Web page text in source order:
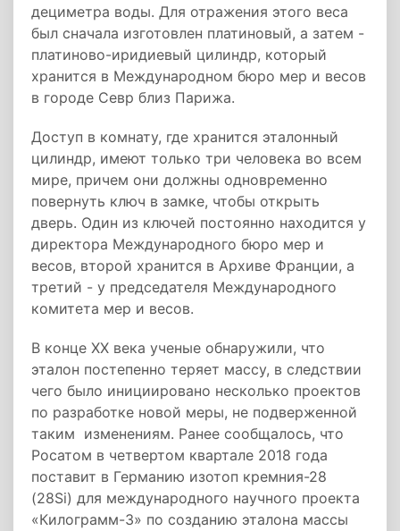
дециметра воды. Для отражения этого веса
был сначала изготовлен платиновый, а затем -
платиново-иридиевый цилиндр, который
хранится в Международном бюро мер и весов
в городе Севр близ Парижа.
Доступ в комнату, где хранится эталонный
цилиндр, имеют только три человека во всем
мире, причем они должны одновременно
повернуть ключ в замке, чтобы открыть
дверь. Один из ключей постоянно находится у
директора Международного бюро мер и
весов, второй хранится в Архиве Франции, а
третий - у председателя Международного
комитета мер и весов.
В конце XX века ученые обнаружили, что
эталон постепенно теряет массу, в следствии
чего было инициировано несколько проектов
по разработке новой меры, не подверженной
таким изменениям. Ранее сообщалось, что
Росатом в четвертом квартале 2018 года
поставит в Германию изотоп кремния-28
(28Si) для международного научного проекта
«Килограмм-3» по созданию эталона массы